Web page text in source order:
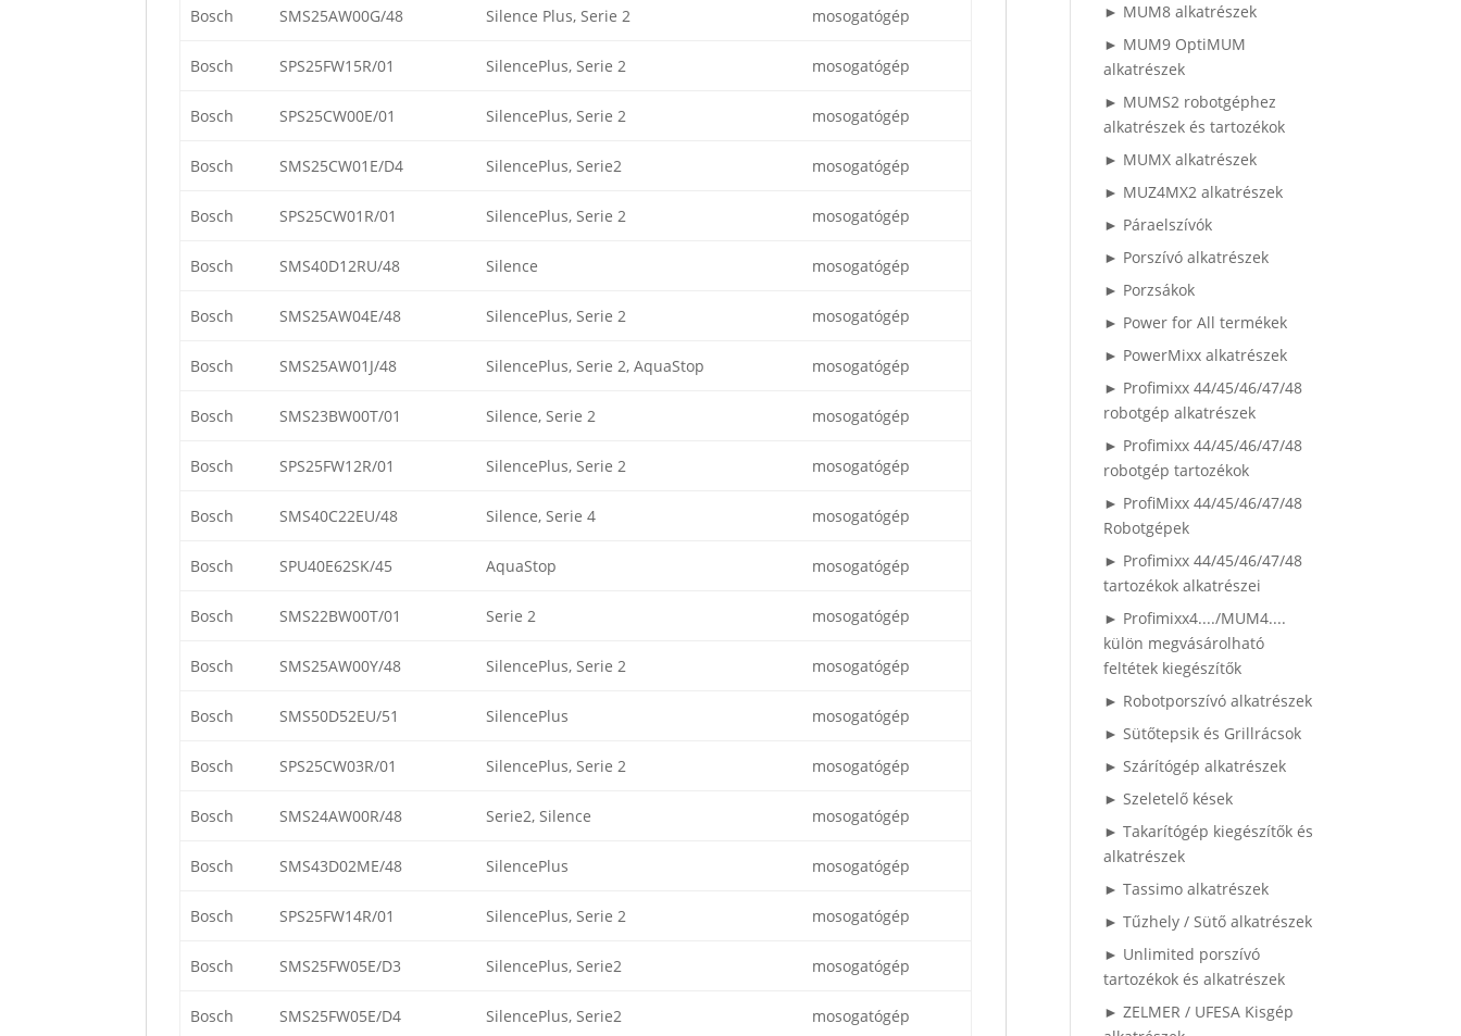
Bosch SMS25AW00G/48 Silence Plus, Serie 2 mosogatógép
Bosch SPS25FW15R/01 SilencePlus, Serie 2 mosogatógép
Bosch SPS25CW00E/01 SilencePlus, Serie 2 mosogatógép
Bosch SMS25CW01E/D4 SilencePlus, Serie2 mosogatógép
Bosch SPS25CW01R/01 SilencePlus, Serie 2 mosogatógép
Bosch SMS40D12RU/48 Silence mosogatógép
Bosch SMS25AW04E/48 SilencePlus, Serie 2 mosogatógép
Bosch SMS25AW01J/48 SilencePlus, Serie 2, AquaStop mosogatógép
Bosch SMS23BW00T/01 Silence, Serie 2 mosogatógép
Bosch SPS25FW12R/01 SilencePlus, Serie 2 mosogatógép
Bosch SMS40C22EU/48 Silence, Serie 4 mosogatógép
Bosch SPU40E62SK/45 AquaStop mosogatógép
Bosch SMS22BW00T/01 Serie 2 mosogatógép
Bosch SMS25AW00Y/48 SilencePlus, Serie 2 mosogatógép
Bosch SMS50D52EU/51 SilencePlus mosogatógép
Bosch SPS25CW03R/01 SilencePlus, Serie 2 mosogatógép
Bosch SMS24AW00R/48 Serie2, Silence mosogatógép
Bosch SMS43D02ME/48 SilencePlus mosogatógép
Bosch SPS25FW14R/01 SilencePlus, Serie 2 mosogatógép
Bosch SMS25FW05E/D3 SilencePlus, Serie2 mosogatógép
Bosch SMS25FW05E/D4 SilencePlus, Serie2 mosogatógép
► MUM8 alkatrészek
► MUM9 OptiMUM
alkatrészek
► MUMS2 robotgéphez
alkatrészek és tartozékok
► MUMX alkatrészek
► MUZ4MX2 alkatrészek
► Páraelszívók
► Porszívó alkatrészek
► Porzsákok
► Power for All termékek
► PowerMixx alkatrészek
► Profimixx 44/45/46/47/48
robotgép alkatrészek
► Profimixx 44/45/46/47/48
robotgép tartozékok
► ProfiMixx 44/45/46/47/48
Robotgépek
► Profimixx 44/45/46/47/48
tartozékok alkatrészei
► Profimixx4..../MUM4....
külön megvásárolható
feltétek kiegészítők
► Robotporszívó alkatrészek
► Sütőtepsik és Grillrácsok
► Szárítógép alkatrészek
► Szeletelő kések
► Takarítógép kiegészítők és
alkatrészek
► Tassimo alkatrészek
► Tűzhely / Sütő alkatrészek
► Unlimited porszívó
tartozékok és alkatrészek
► ZELMER / UFESA Kisgép